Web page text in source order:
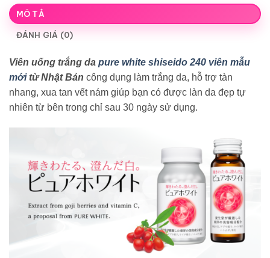
MÔ TẢ
ĐÁNH GIÁ (0)
Viên uống trắng da pure white shiseido 240 viên mẫu
mớitừ Nhật Bản công dụng làm trắng da, hỗ trợ tàn
nhang, xua tan vết nám giúp bạn có được làn da đẹp tự
nhiên từ bên trong chỉ sau 30 ngày sử dụng.